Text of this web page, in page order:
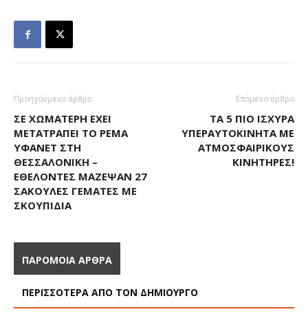
Προηγούμενο άρθρο
ΣΕ ΧΩΜΑΤΕΡΉ ΈΧΕΙ
ΜΕΤΑΤΡΑΠΕΊ ΤΟ ΡΈΜΑ
ΥΦΑΝΕΤ ΣΤΗ
ΘΕΣΣΑΛΟΝΊΚΗ –
ΕΘΕΛΟΝΤΈΣ ΜΆΖΕΨΑΝ 27
ΣΑΚΟΎΛΕΣ ΓΕΜΆΤΕΣ ΜΕ
ΣΚΟΥΠΊΔΙΑ
Επόμενο άρθρο
ΤΑ 5 ΠΙΟ ΙΣΧΥΡΆ
ΥΠΕΡΑΥΤΟΚΊΝΗΤΑ ΜΕ
ΑΤΜΟΣΦΑΙΡΙΚΟΎΣ
ΚΙΝΗΤΉΡΕΣ!
ΠΑΡΟΜΟΙΑ ΑΡΘΡΑ
ΠΕΡΙΣΣΟΤΕΡΑ ΑΠΟ ΤΟΝ ΔΗΜΙΟΥΡΓΟ